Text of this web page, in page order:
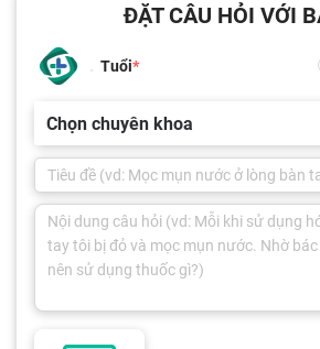
ĐẶT CÂU HỎI VỚI
Tuổi
Chọn chuyên khoa